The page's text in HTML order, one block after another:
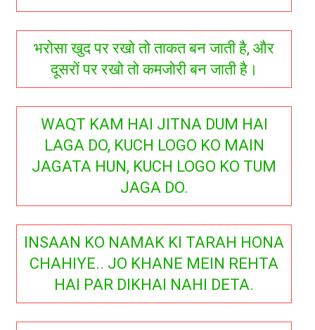
भरोसा खुद पर रखो तो ताकत बन जाती है, और
दूसरों पर रखो तो कमजोरी बन जाती है।
WAQT KAM HAI JITNA DUM HAI
LAGA DO, KUCH LOGO KO MAIN
JAGATA HUN, KUCH LOGO KO TUM
JAGA DO.
INSAAN KO NAMAK KI TARAH HONA
CHAHIYE.. JO KHANE MEIN REHTA
HAI PAR DIKHAI NAHI DETA.